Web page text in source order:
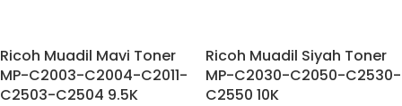
Ricoh Muadil Mavi Toner
MP-C2003-C2004-C2011-
C2503-C2504 9.5K
Ricoh Muadil Siyah Toner
MP-C2030-C2050-C2530-
C2550 10K